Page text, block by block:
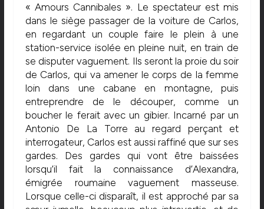
« Amours Cannibales ». Le spectateur est mis
dans le siège passager de la voiture de Carlos,
en regardant un couple faire le plein à une
station-service isolée en pleine nuit, en train de
se disputer vaguement. Ils seront la proie du soir
de Carlos, qui va amener le corps de la femme
loin dans une cabane en montagne, puis
entreprendre de le découper, comme un
boucher le ferait avec un gibier. Incarné par un
Antonio De La Torre au regard perçant et
interrogateur, Carlos est aussi raffiné que sur ses
gardes. Des gardes qui vont être baissées
lorsqu’il fait la connaissance d’Alexandra,
émigrée roumaine vaguement masseuse.
Lorsque celle-ci disparaît, il est approché par sa